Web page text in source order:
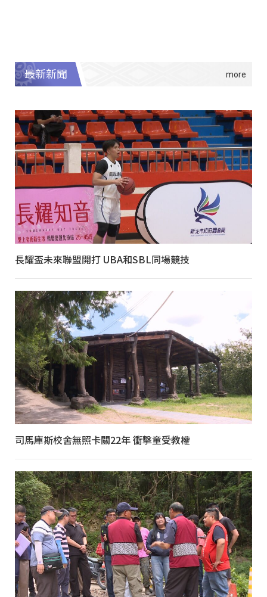
最新新聞
長耀盃未來聯盟開打 UBA和SBL同場競技
司馬庫斯校舍無照卡關22年 衝擊童受教權